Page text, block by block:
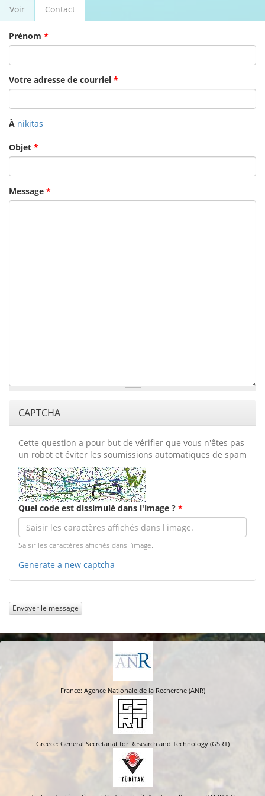
Onglets principaux
Voir Contact
actif)
Prénom *
Votre adresse de courriel *
À nikitas
Objet *
Message *
CAPTCHA
Cette question a pour but de vérifier que vous n'êtes pas
un robot et éviter les soumissions automatiques de spam
Quel code est dissimulé dans l'image ? *
Saisir les caractères affichés dans l'image.
Generate a new captcha
Envoyer le message
France: Agence Nationale de la Recherche (ANR)
Greece: General Secretariat for Research and Technology (GSRT)